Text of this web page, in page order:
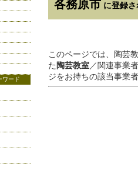
各務原市 に登録
このページでは、陶芸
た 陶芸教室／関連事業
ジをお持ちの該当事業
ワード